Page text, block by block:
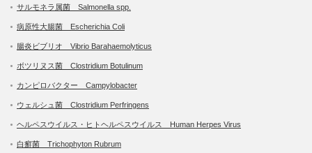
サルモネラ属菌 Salmonella spp.
病原性大腸菌 Escherichia Coli
腸炎ビブリオ Vibrio Barahaemolyticus
ボツリヌス菌 Clostridium Botulinum
カンピロバクター Campylobacter
ウェルシュ菌 Clostridium Perfringens
ヘルペスウイルス・ヒトヘルペスウイルス Human Herpes Virus
白癬菌 Trichophyton Rubrum